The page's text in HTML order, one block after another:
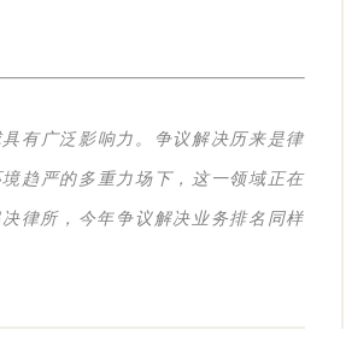
有广泛影响力。争议解决历来是律
趋严的多重力场下，这一领域正在
律所，今年争议解决业务排名同样